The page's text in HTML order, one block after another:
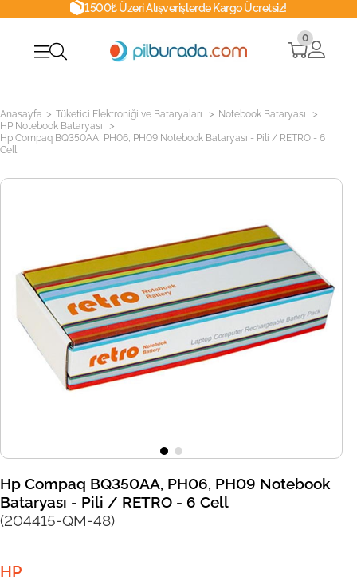
1500₺ Üzeri Alışverişlerde Kargo Ücretsiz!
0
Anasayfa > Tüketici Elektroniği ve Bataryaları > Notebook Bataryası >
HP Notebook Bataryası >
Hp Compaq BQ350AA, PH06, PH09 Notebook Bataryası - Pili / RETRO - 6
Cell
Hp Compaq BQ350AA, PH06, PH09 Notebook
Bataryası - Pili / RETRO - 6 Cell
(204415-QM-48)
HP